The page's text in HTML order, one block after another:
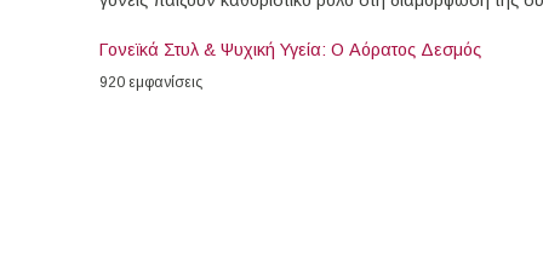
Γονεϊκά Στυλ & Ψυχική Υγεία: Ο Αόρατος Δεσμός
920 εμφανίσεις